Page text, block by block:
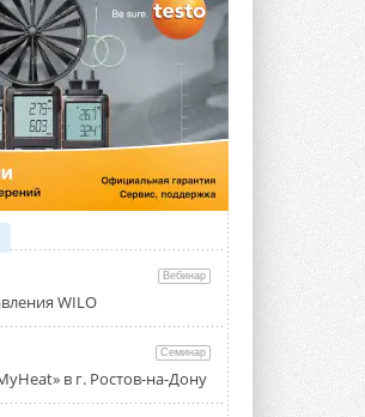
испытал модульный
54 кВт на
прошли на собственной
площадке и были ...
2026
выпускает VRF-
DVM на R32
семь типоразмеров
от 22,4 до 56 кВт.
длина трубопроводов ...
2026
Девелопмент» подвел
студенческих
«ТИМ-лидеры 2026»
конкурса «ТИМ-лидеры»
уже в сентябре 2026 года ...
2026
Вебинар
WILO
Семинар
в г. Ростов-на-Дону